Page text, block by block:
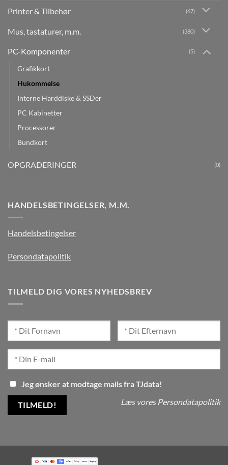
Printer & Tilbehør (67)
Mus, tastaturer, m.m. (380)
PC-Komponenter (5)
Grafikkort
Hukommelse
Interne Harddiske & SSDer
PC Kabinetter
Processorer
Bundkort
OPGRADERINGER (0)
HANDELSBETINGELSER, M.M.
Handelsbetingelser
Persondatapolitik
TILMELD DIG VORES NYHEDSBREV
Jeg ønsker at modtage mails fra TJdata!
Læs vores Persondatapolitik